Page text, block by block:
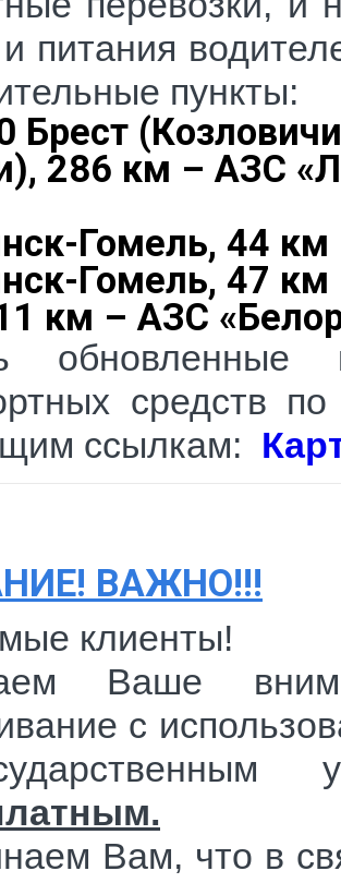
питания
пункты:
Брест
286 км – АЗС
Гомель, 44 км
Гомель, 47 км
км – АЗС
обновленные
средств
ссылкам:
ВАЖНО!!!
клиенты!
Ваше
с
Вам, что в